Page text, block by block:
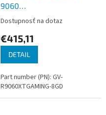
9060
XT/Gaming/8GB/GDDR6
Dostupnosť na dotaz
€415,11
DETAIL
Part number (PN): GV-
R9060XTGAMING-8GD